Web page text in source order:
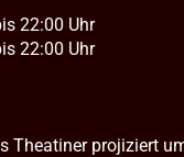
22:00 Uhr
22:00 Uhr
Theatiner projiziert